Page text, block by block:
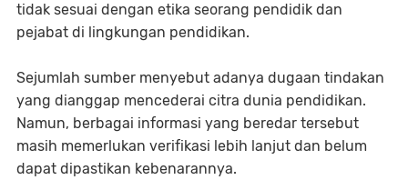
tidak sesuai dengan etika seorang pendidik dan
pejabat di lingkungan pendidikan.
Sejumlah sumber menyebut adanya dugaan tindakan
yang dianggap mencederai citra dunia pendidikan.
Namun, berbagai informasi yang beredar tersebut
masih memerlukan verifikasi lebih lanjut dan belum
dapat dipastikan kebenarannya.